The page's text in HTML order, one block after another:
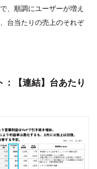
、順調にユーザーが増え
台当たりの売上のそれぞ
【連結】台あたり